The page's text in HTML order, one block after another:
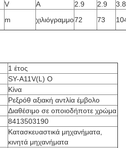
V Α 2.9 2.9
3.8
m χιλιόγραμμο72 73
1 έτος
SY-A11V(L) O
Κίνα
Ρεξρόθ αξιακή αντλία έμβολο
Διαθέσιμο σε οποιοδήποτε χρώμα
8413503190
Κατασκευαστικά μηχανήματα,
κινητά μηχανήματα